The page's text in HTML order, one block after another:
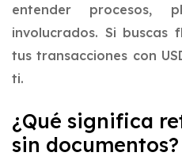
entender procesos,
involucrados. Si buscas
tus transacciones con
ti.
¿Qué significa
sin documentos?